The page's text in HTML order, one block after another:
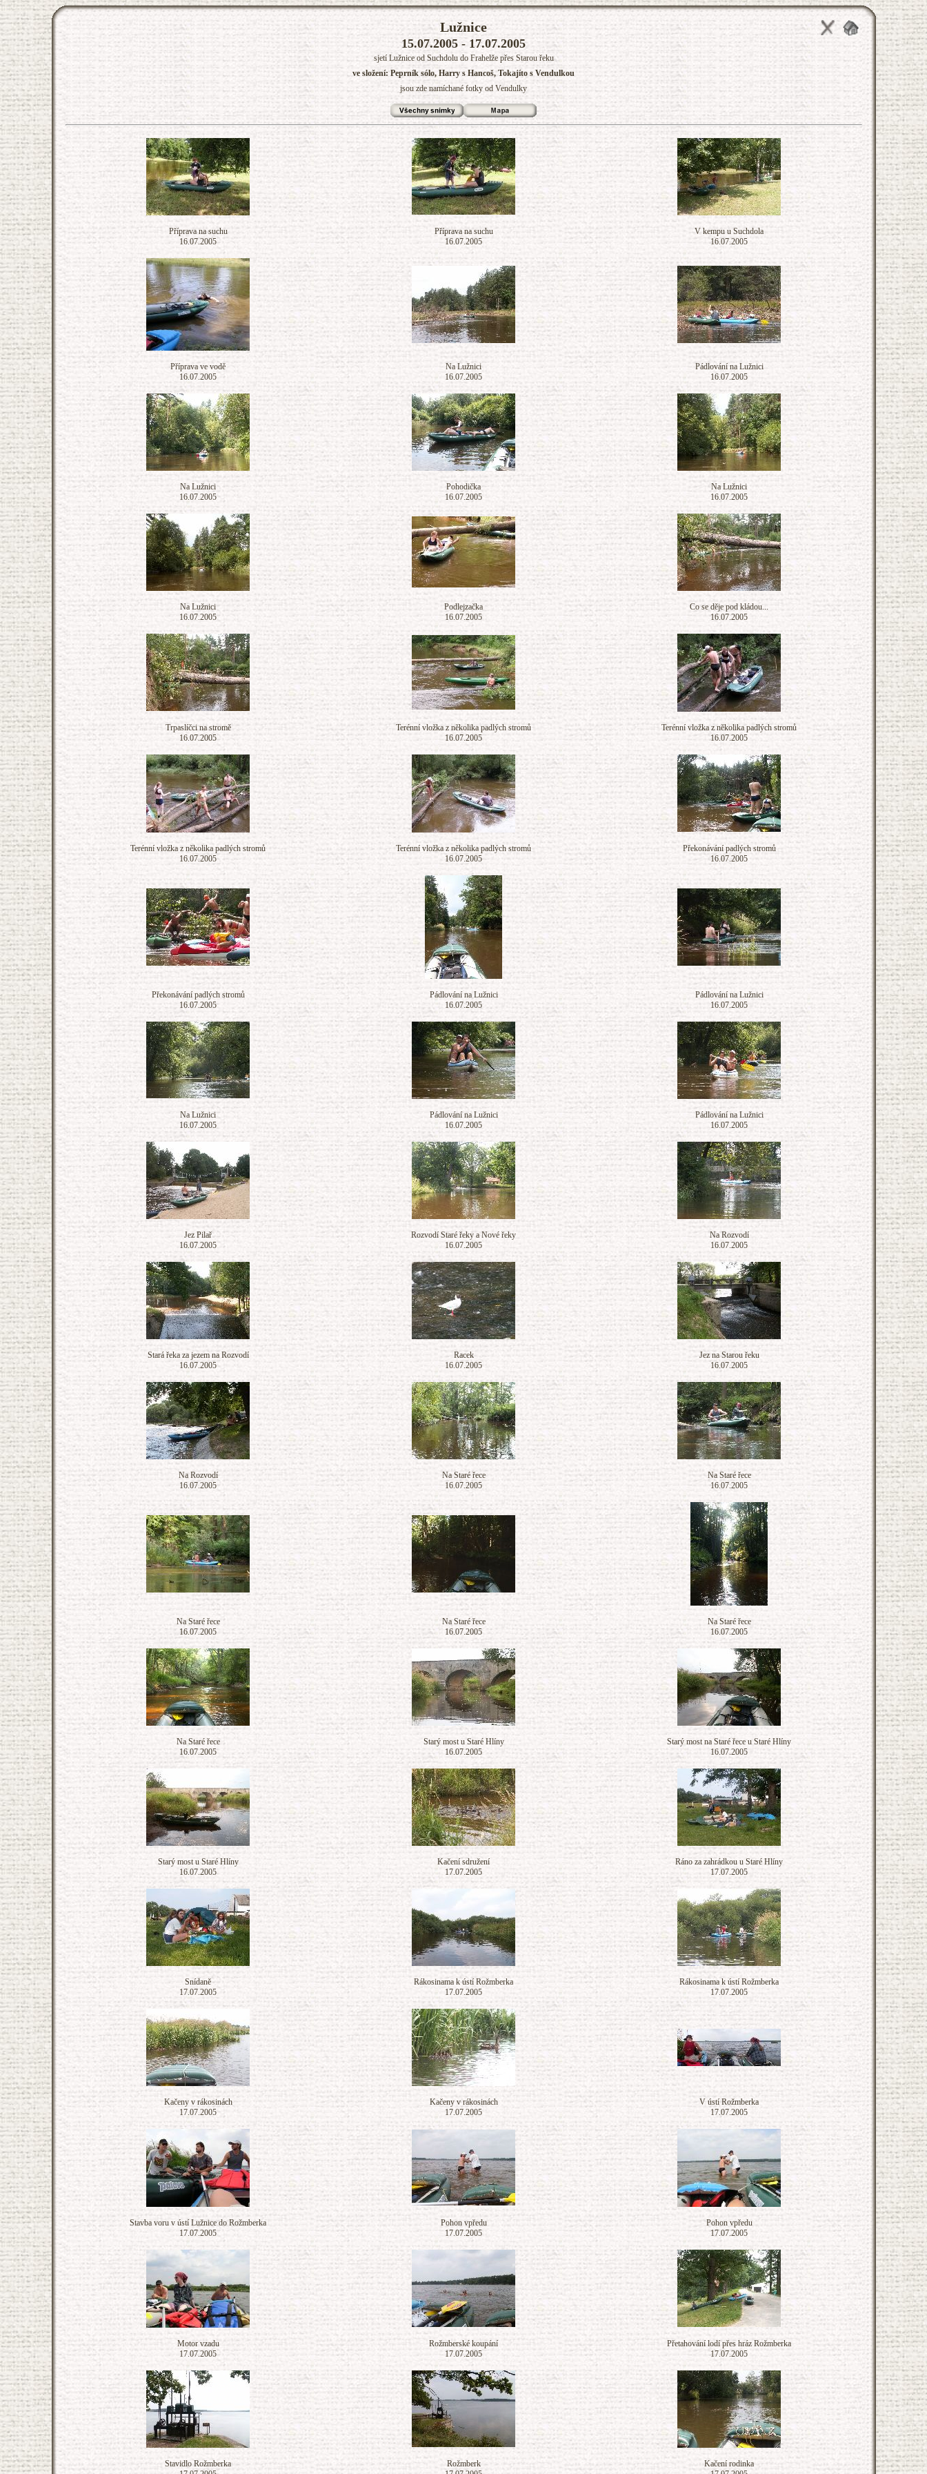
Lužnice
15.07.2005 - 17.07.2005
sjetí Lužnice od Suchdolu do Frahelže přes Starou řeku
ve složení: Peprník sólo, Harry s Hancoš, Tokajíto s Vendulkou
jsou zde namíchané fotky od Vendulky
Příprava na suchu
16.07.2005
Příprava na suchu
16.07.2005
V kempu u Suchdola
16.07.2005
Příprava ve vodě
16.07.2005
Na Lužnici
16.07.2005
Pádlování na Lužnici
16.07.2005
Na Lužnici
16.07.2005
Pohodička
16.07.2005
Na Lužnici
16.07.2005
Na Lužnici
16.07.2005
Podlejzačka
16.07.2005
Co se děje pod kládou...
16.07.2005
Trpaslíčci na stromě
16.07.2005
Terénní vložka z několika padlých stromů
16.07.2005
Terénní vložka z několika padlých stromů
16.07.2005
Terénní vložka z několika padlých stromů
16.07.2005
Terénní vložka z několika padlých stromů
16.07.2005
Překonávání padlých stromů
16.07.2005
Překonávání padlých stromů
16.07.2005
Pádlování na Lužnici
16.07.2005
Pádlování na Lužnici
16.07.2005
Na Lužnici
16.07.2005
Pádlování na Lužnici
16.07.2005
Pádlování na Lužnici
16.07.2005
Jez Pilař
16.07.2005
Rozvodí Staré řeky a Nové řeky
16.07.2005
Na Rozvodí
16.07.2005
Stará řeka za jezem na Rozvodí
16.07.2005
Racek
16.07.2005
Jez na Starou řeku
16.07.2005
Na Rozvodí
16.07.2005
Na Staré řece
16.07.2005
Na Staré řece
16.07.2005
Na Staré řece
16.07.2005
Na Staré řece
16.07.2005
Na Staré řece
16.07.2005
Na Staré řece
16.07.2005
Starý most u Staré Hlíny
16.07.2005
Starý most na Staré řece u Staré Hlíny
16.07.2005
Starý most u Staré Hlíny
16.07.2005
Kačení sdružení
17.07.2005
Ráno za zahrádkou u Staré Hlíny
17.07.2005
Snídaně
17.07.2005
Rákosinama k ústí Rožmberka
17.07.2005
Rákosinama k ústí Rožmberka
17.07.2005
Kačeny v rákosinách
17.07.2005
Kačeny v rákosinách
17.07.2005
V ústí Rožmberka
17.07.2005
Stavba voru v ústí Lužnice do Rožmberka
17.07.2005
Pohon vpředu
17.07.2005
Pohon vpředu
17.07.2005
Motor vzadu
17.07.2005
Rožmberské koupání
17.07.2005
Přetahování lodí přes hráz Rožmberka
17.07.2005
Stavidlo Rožmberka
Rožmberk
Kačení rodinka